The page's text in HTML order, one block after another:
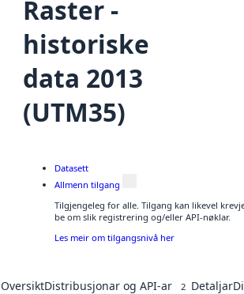
Raster -
historiske
data 2013
(UTM35)
Datasett
Allmenn tilgang
Tilgjengeleg for alle. Tilgang kan likevel
be om slik registrering og/eller API-nøklar.
Les meir om tilgangsnivå her
OversiktDistribusjonar og API-ar 2 Detaljar